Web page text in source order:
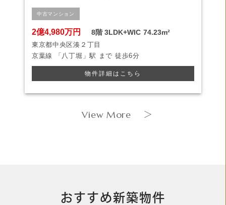
中古マンション
2億4,980万円 8階 3LDK+WIC 74.23m²
東京都中央区湊２丁目
京葉線
「八丁堀」駅 まで 徒歩6分
物件詳細はこちら
View More ＞
おすすめ新築物件